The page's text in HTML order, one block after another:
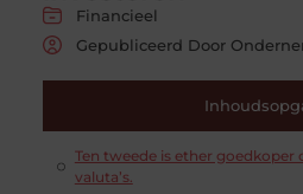
Financieel
Gepubliceerd Door
Ten tweede is ether goedkoper
valuta’s.